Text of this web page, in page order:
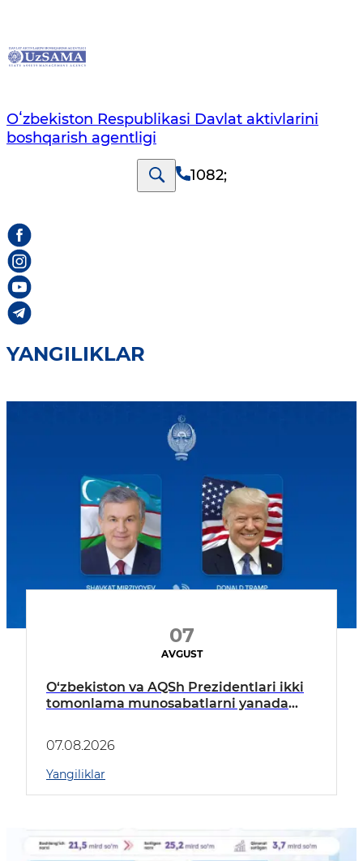
Oʻzbekiston Respublikasi Davlat aktivlarini
boshqarish agentligi
1082;
YANGILIKLAR
07
AVGUST
O‘zbekiston va AQSh Prezidentlari ikki
tomonlama munosabatlarni yanada
07.08.2026
Yangiliklar